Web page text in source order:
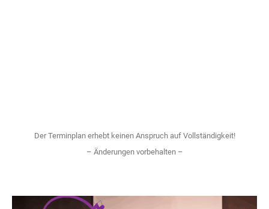
Der Terminplan erhebt keinen Anspruch auf Vollständigkeit!
– Änderungen vorbehalten –